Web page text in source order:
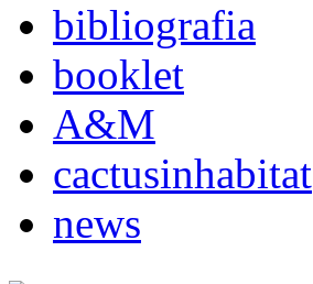
bibliografia
booklet
A&M
cactusinhabitat
news